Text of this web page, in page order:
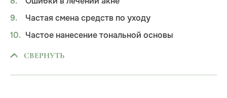
Частая смена средств по уходу
Частое нанесение тональной основы
СВЕРНУТЬ